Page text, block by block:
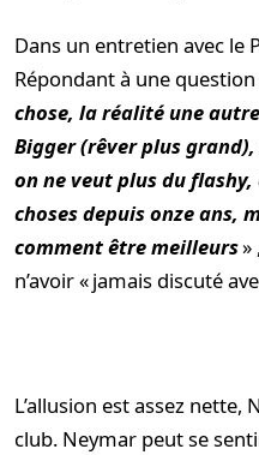
Dans un entretien avec le
Répondant à une
chose, la réalité une
Bigger (rêver plus
on ne veut plus du
choses depuis onze ans,
comment être meilleurs»
n’avoir « jamais discuté
L’allusion est assez
club. Neymar peut se